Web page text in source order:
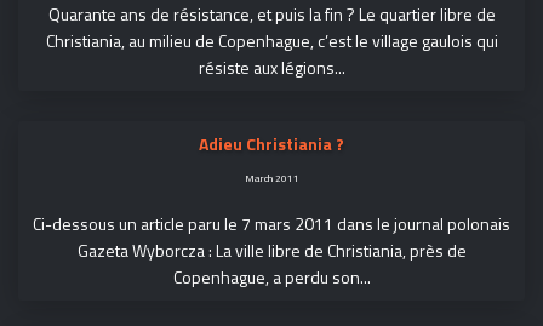
Quarante ans de résistance, et puis la fin ? Le quartier libre de
Christiania, au milieu de Copenhague, c’est le village gaulois qui
résiste aux légions...
Adieu Christiania ?
March 2011
Ci-dessous un article paru le 7 mars 2011 dans le journal polonais
Gazeta Wyborcza : La ville libre de Christiania, près de
Copenhague, a perdu son...